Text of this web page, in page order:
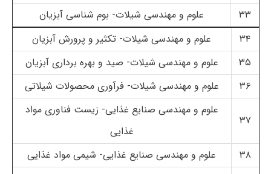
۳۳
علوم و مهندسی شیلات- بوم شناسی آبزیان
۳۴
علوم و مهندسی شیلات- تکثیر و پرورش آبزیان
۳۵
علوم و مهندسی شیلات- صید و بهره برداری آبزیان
۳۶
علوم و مهندسی شیلات- فرآوری محصولات شیلاتی
۳۷
علوم و مهندسی صنایع غذایی- زیست فناوری مواد
غذایی
۳۸
علوم و مهندسی صنایع غذایی- شیمی مواد غذایی